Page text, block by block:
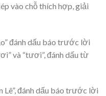
vào chỗ thích hợp, giải
đánh dấu báo trước lời
và “tươi”, đánh dấu từ
Lê”, đánh dấu báo trước lời